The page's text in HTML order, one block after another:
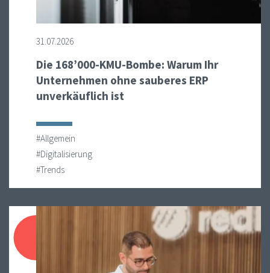
31.07.2026
Die 168’000-KMU-Bombe: Warum Ihr
Unternehmen ohne sauberes ERP
unverkäuflich ist
#Allgemein
#Digitalisierung
#Trends